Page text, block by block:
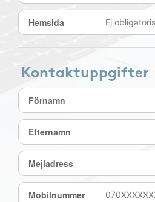
Hemsida
Kontaktuppgifter
Förnamn
Efternamn
Mejladress
Mobilnummer